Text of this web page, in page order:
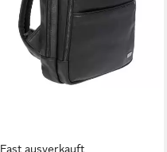
Fast ausverkauft